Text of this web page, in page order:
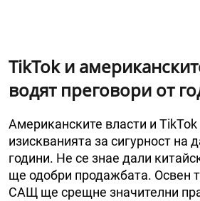
TikTok и
водят преговори от
Американските власти и TikTok
изискванията за сигурност на
години. Не се знае дали
ще одобри продажбата. Освен
САЩ ще срещне значителни